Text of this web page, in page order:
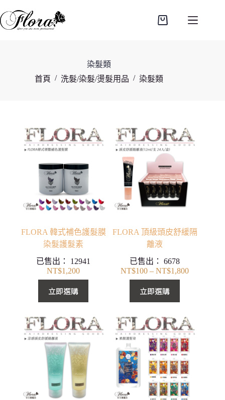
至
主
購
染髮類
首頁 / 洗髮/染髮/燙髮用品 / 染髮類
FLORA 韓式補色護髮膜
染髮護髮素
已售出： 12941
NT$1,200
立即選購
FLORA 頂級頭皮舒緩隔
離液
已售出：6678
NT$100 – NT$1,800價
NT$100
到
NT$1,800
立即選購